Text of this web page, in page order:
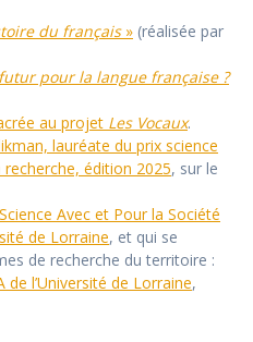
du français» (réalisée par
pour la langue française ?
au projet Les Vocaux.
lauréate du prix science
édition 2025, sur le
Avec et Pour la Société
de Lorraine, et qui se
de recherche du territoire :
de l’Université de Lorraine,